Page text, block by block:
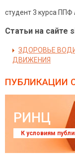
студент 3 курса
Статьи на сайте
ЗДОРОВЬЕ
ДВИЖЕНИЯ
ПУБЛИКАЦИИ
РИНЦ
К условиям